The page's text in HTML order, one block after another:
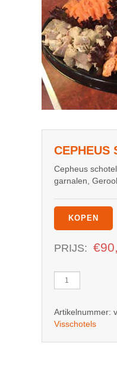
CEPHEUS
Cepheus
garnalen,
KOPEN
PRIJS: €
Cepheus
schotel
luxe
aantal
Artikelnummer:
Visschotels